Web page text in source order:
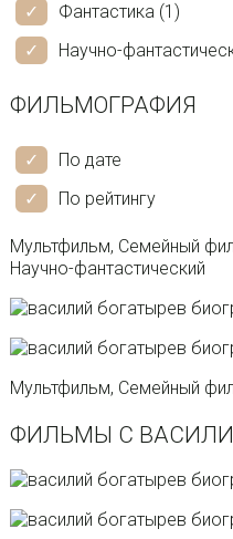
Фантастика (1)
Научно-
ФИЛЬМОГРАФИЯ
По дате
По рейтингу
Мультфильм, Семейный
Научно-фантастический
Мультфильм, Семейный
ФИЛЬМЫ С